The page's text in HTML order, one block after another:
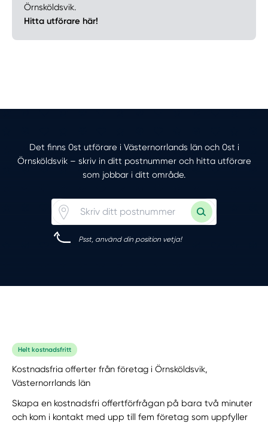
Örnsköldsvik.
Hitta utförare här!
Det finns 0st utförare i Västernorrlands län och 0st i
Örnsköldsvik – skriv in ditt postnummer och hitta utförare
som jobbar i ditt område.
Psst, använd din position vetja!
Helt kostnadsfritt
Kostnadsfria offerter från företag i Örnsköldsvik,
Västernorrlands län
Skapa en kostnadsfri offertförfrågan på bara två minuter
och kom i kontakt med upp till fem företag som uppfyller